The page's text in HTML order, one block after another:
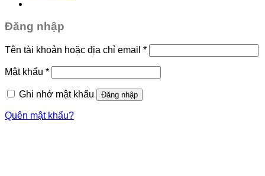
Đăng nhập
Tên tài khoản hoặc địa chỉ email *
Mật khẩu *
Ghi nhớ mật khẩu Đăng nhập
Quên mật khẩu?